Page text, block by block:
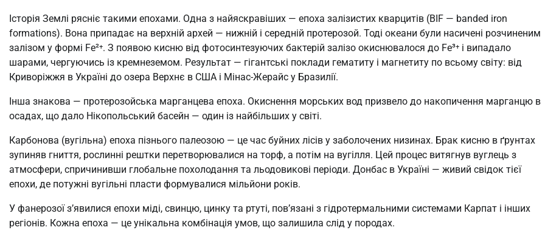
Історія Землі рясніє такими епохами. Одна з найяскравіших — епоха залізистих кварцитів (BIF — banded iron
formations). Вона припадає на верхній архей — нижній і середній протерозой. Тоді океани були насичені розчиненим
залізом у формі Fe²⁺. З появою кисню від фотосинтезуючих бактерій залізо окиснювалося до Fe³⁺ і випадало
шарами, чергуючись із кремнеземом. Результат — гігантські поклади гематиту і магнетиту по всьому світу: від
Криворіжжя в Україні до озера Верхнє в США і Мінас-Жерайс у Бразилії.
Інша знакова — протерозойська марганцева епоха. Окиснення морських вод призвело до накопичення марганцю в
осадах, що дало Нікопольський басейн — один із найбільших у світі.
Карбонова (вугільна) епоха пізнього палеозою — це час буйних лісів у заболочених низинах. Брак кисню в ґрунтах
зупиняв гниття, рослинні рештки перетворювалися на торф, а потім на вугілля. Цей процес витягнув вуглець з
атмосфери, спричинивши глобальне похолодання та льодовикові періоди. Донбас в Україні — живий свідок тієї
епохи, де потужні вугільні пласти формувалися мільйони років.
У фанерозої з’явилися епохи міді, свинцю, цинку та ртуті, пов’язані з гідротермальними системами Карпат і інших
регіонів. Кожна епоха — це унікальна комбінація умов, що залишила слід у породах.